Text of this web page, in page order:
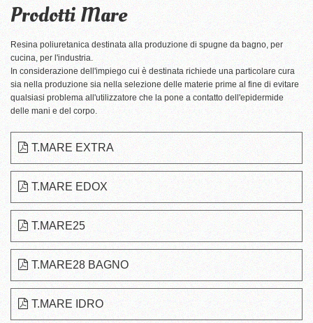
Prodotti Mare
Resina poliuretanica destinata alla produzione di spugne da bagno, per
cucina, per l'industria.
In considerazione dell'impiego cui è destinata richiede una particolare cura
sia nella produzione sia nella selezione delle materie prime al fine di evitare
qualsiasi problema all'utilizzatore che la pone a contatto dell'epidermide
delle mani e del corpo.
T.MARE EXTRA
T.MARE EDOX
T.MARE25
T.MARE28 BAGNO
T.MARE IDRO